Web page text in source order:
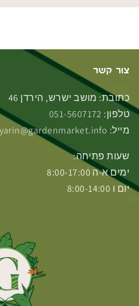
צור קשר
כתובת: מושב ישרש, הירדן 46
טלפון: 051-5607172
מייל: yarin@gardenmarket.info
שעות פתיחה:
ימים א-ה 8:00-17:00
יום ו 8:00-14:00